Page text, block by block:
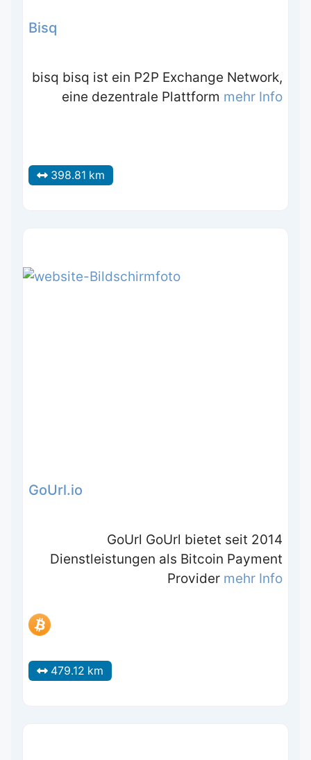
Bisq
bisq bisq ist ein P2P Exchange Network,
eine dezentrale Plattform mehr Info
398.81 km
GoUrl.io
GoUrl GoUrl bietet seit 2014
Dienstleistungen als Bitcoin Payment
Provider mehr Info
479.12 km